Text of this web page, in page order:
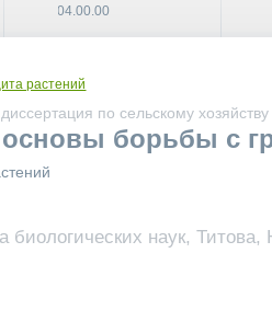
растений
по сельскому
основы борьбы с
биологических наук,
04.00.00